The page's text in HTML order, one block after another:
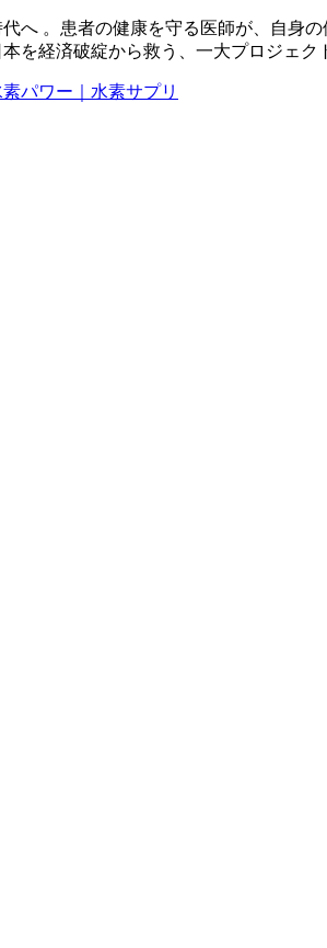
へ 。患者の健康を守る医師が、自身
を経済破綻から救う、一大プロジェ